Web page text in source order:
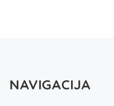
NAVIGACIJA